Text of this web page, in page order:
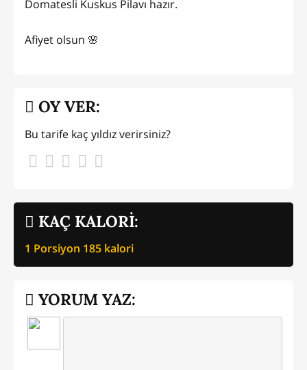
Domatesli Kuskus Pilavı hazır.
Afiyet olsun 🌸
KAÇ KALORİ:
1 Porsiyon 185 kalori
OY VER:
Bu tarife kaç yıldız verirsiniz?
YORUM YAZ: